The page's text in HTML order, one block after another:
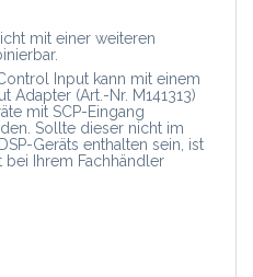
mit einer weiteren
Input kann mit einem
Adapter (Art.-Nr. M141313)
mit SCP-Eingang
Sollte dieser nicht im
Geräts enthalten sein, ist
bei Ihrem Fachhändler